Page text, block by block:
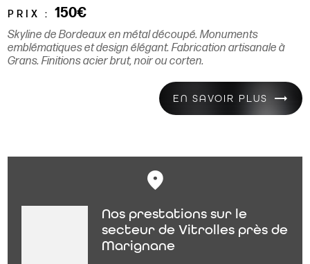
PRIX : 150€
Skyline de Bordeaux en métal découpé. Monuments
emblématiques et design élégant. Fabrication artisanale à
Grans. Finitions acier brut, noir ou corten.
EN SAVOIR PLUS
Nos prestations sur le
secteur de Vitrolles près de
Marignane